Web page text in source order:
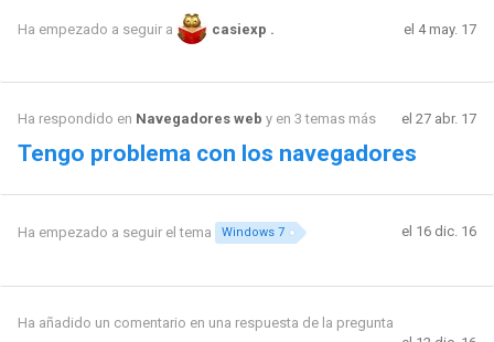
Ha empezado a seguir a casiexp . el 4 may. 17
Ha respondido en Navegadores web y en 3 temas más el 27 abr. 17
Tengo problema con los navegadores
Ha empezado a seguir el tema Windows 7 el 16 dic. 16
Ha añadido un comentario en una respuesta de la pregunta